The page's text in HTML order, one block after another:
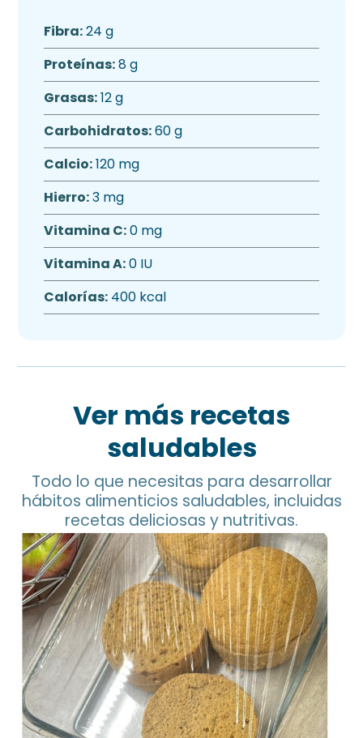
Fibra:24 g
Proteínas:8 g
Grasas:12 g
Carbohidratos:60 g
Calcio:120 mg
Hierro:3 mg
Vitamina C:0 mg
Vitamina A:0 IU
Calorías: 400 kcal
Ver más recetas
saludables
Todo lo que necesitas para desarrollar
hábitos alimenticios saludables, incluidas
recetas deliciosas y nutritivas.
Pan de Garbanzo